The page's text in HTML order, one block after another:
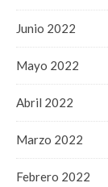
Junio 2022
Mayo 2022
Abril 2022
Marzo 2022
Febrero 2022